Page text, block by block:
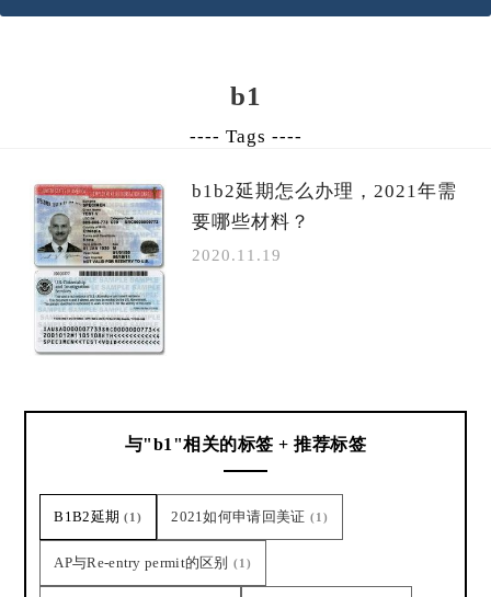
b1
---- Tags ----
b1b2延期怎么办理，2021年需
要哪些材料？
2020.11.19
与"b1"相关的标签 + 推荐标签
B1B2延期 (1) 2021如何申请回美证 (1)
AP与Re-entry permit的区别 (1)